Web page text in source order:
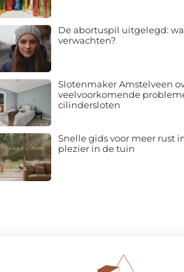
De abortuspil uitgelegd:
verwachten?
Slotenmaker Amstelveen
veelvoorkomende
cilindersloten
Snelle gids voor meer rust
plezier in de tuin